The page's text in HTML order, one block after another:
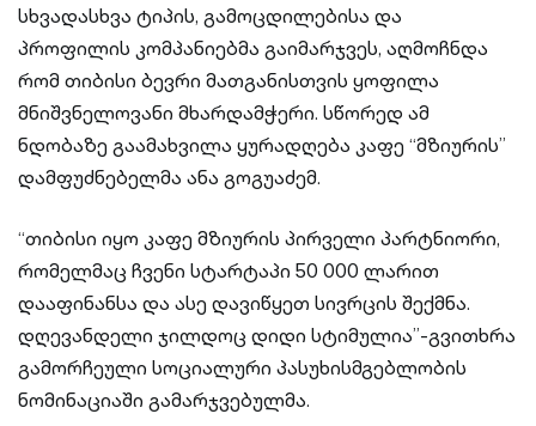
სხვადასხვა ტიპის, გამოცდილებისა და
პროფილის კომპანიებმა გაიმარჯვეს, აღმოჩნდა
რომ თიბისი ბევრი მათგანისთვის ყოფილა
მნიშვნელოვანი მხარდამჭერი. სწორედ ამ
ნდობაზე გაამახვილა ყურადღება კაფე “მზიურის”
დამფუძნებელმა ანა გოგუაძემ.
“თიბისი იყო კაფე მზიურის პირველი პარტნიორი,
რომელმაც ჩვენი სტარტაპი 50 000 ლარით
დააფინანსა და ასე დავიწყეთ სივრცის შექმნა.
დღევანდელი ჯილდოც დიდი სტიმულია”-გვითხრა
გამორჩეული სოციალური პასუხისმგებლობის
ნომინაციაში გამარჯვებულმა.